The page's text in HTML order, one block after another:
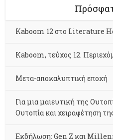
Kaboom 12 στο Literature
Kaboom, τεύχος 12.
Μετα-αποκαλυπτική εποχή
Για μια μαιευτική της
Ουτοπία και χειραφέτηση
Εκδήλωση: Gen Z και